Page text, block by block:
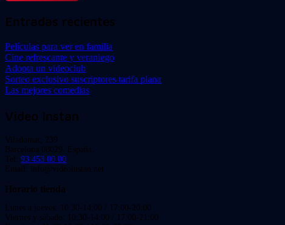
Entradas recientes
Películas para ver en familia
Cine refrescante y veraniego
Adopta un videoclub
Sorteo exclusivo suscriptores tarifa plana
Las mejores comedias
Video Instan
Viladomat, 239
Barcelona 08029. España.
Tel: 93 453 00 00
Email: info@videoinstan.net
Horario tienda
Lunes a jueves: 10:30-14:00 / 17:00-20:00
Viernes y sábado: 10:30-14:00 / 17:00-21:00